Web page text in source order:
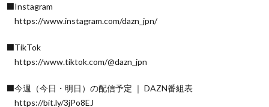
⬛Instagram
https://www.instagram.com/dazn_jpn/
⬛TikTok
https://www.tiktok.com/@dazn_jpn
⬛今週（今日・明日）の配信予定 ｜ DAZN番組表
https://bit.ly/3jPo8EJ